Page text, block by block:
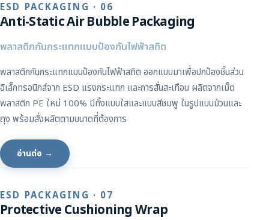
ESD PACKAGING · 06
Anti-Static Air Bubble Packaging
พลาสติกกันกระแทกแบบป้องกันไฟฟ้าสถิต
พลาสติกกันกระแทกแบบป้องกันไฟฟ้าสถิต ออกแบบมาเพื่อปกป้องชิ้นส่วน
อิเล็กทรอนิกส์จาก ESD แรงกระแทก และการสั่นสะเทือน ผลิตจากเม็ด
พลาสติก PE ใหม่ 100% มีทั้งแบบใสและแบบสีชมพู ในรูปแบบม้วนและ
ถุง พร้อมสั่งผลิตตามขนาดที่ต้องการ
อ่านต่อ →
ESD PACKAGING · 07
Protective Cushioning Wrap